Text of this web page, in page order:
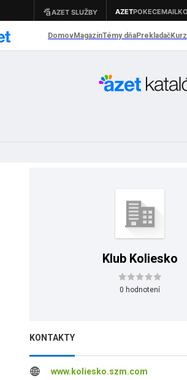
Klub Koliesko
0 hodnotení
KONTAKTY
www.koliesko.szm.com